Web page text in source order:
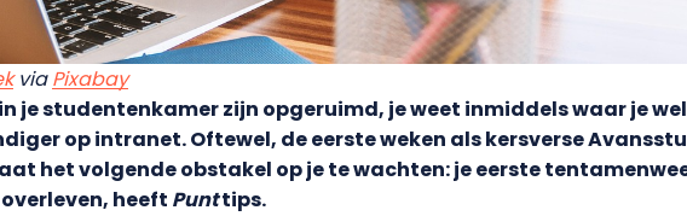
viaPixabay
je studentenkamer zijn opgeruimd, je weet inmiddels waar je
op intranet. Oftewel, de eerste weken als kersverse
het volgende obstakel op je te wachten: je eerste
heeft Punttips.